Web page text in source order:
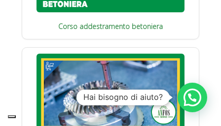
Corso addestramento betoniera
Hai bisogno di aiuto?